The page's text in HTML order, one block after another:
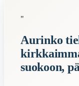
Semantic Themes
Syntymäpäivä
"
Aurinko
suokoon,